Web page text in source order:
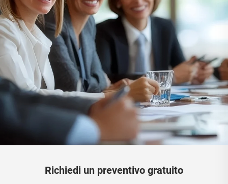
Richiedi un preventivo gratuito